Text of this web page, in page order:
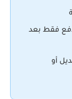
100% – والدفع فقط بعد
أو